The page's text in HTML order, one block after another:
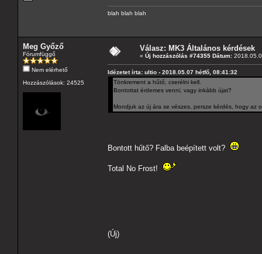
blah blah blah
Meg Győző
Fórumfüggő
Nem elérhető
Hozzászólások: 24525
Válasz: MK3 Általános kérdések
« Új hozzászólás #74355 Dátum:
Idézetet írta: ultio - 2018.05.07 hétfő, 08:41:32
Tönkrement a hűtő, cserélni kell.
Bontottat érdemes venni, vagy inkább újat?
Mondjuk az új ára se vészes, persze kérdés, hogy az
Bontott hűtő? Falba beépített volt?
Total No Frost!
(Új)